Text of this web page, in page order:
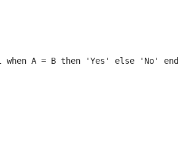
A = B then 'Yes' else 'No' end